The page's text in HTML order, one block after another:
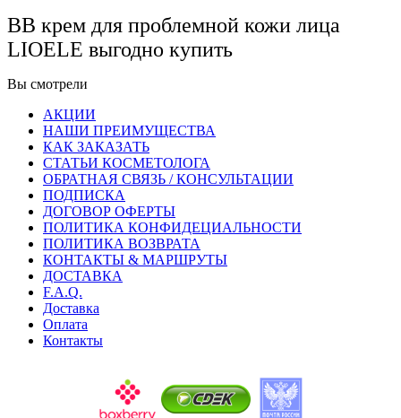
BB крем для проблемной кожи лица
LIOELE выгодно купить
Вы смотрели
АКЦИИ
НАШИ ПРЕИМУЩЕСТВА
КАК ЗАКАЗАТЬ
СТАТЬИ КОСМЕТОЛОГА
ОБРАТНАЯ СВЯЗЬ / КОНСУЛЬТАЦИИ
ПОДПИСКА
ДОГОВОР ОФЕРТЫ
ПОЛИТИКА КОНФИДЕЦИАЛЬНОСТИ
ПОЛИТИКА ВОЗВРАТА
КОНТАКТЫ & МАРШРУТЫ
ДОСТАВКА
F.A.Q.
Доставка
Оплата
Контакты